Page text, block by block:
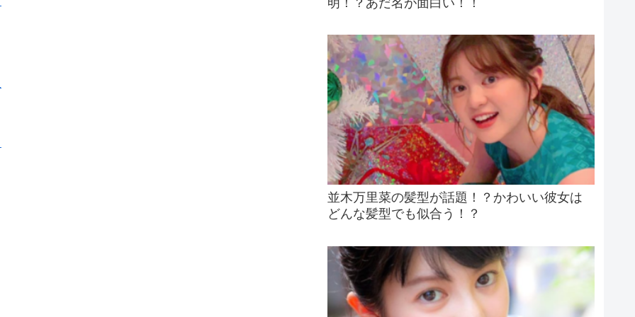
明！？あだ名が面白い！！
並木万里菜の髪型が話題！？かわいい彼女は
どんな髪型でも似合う！？